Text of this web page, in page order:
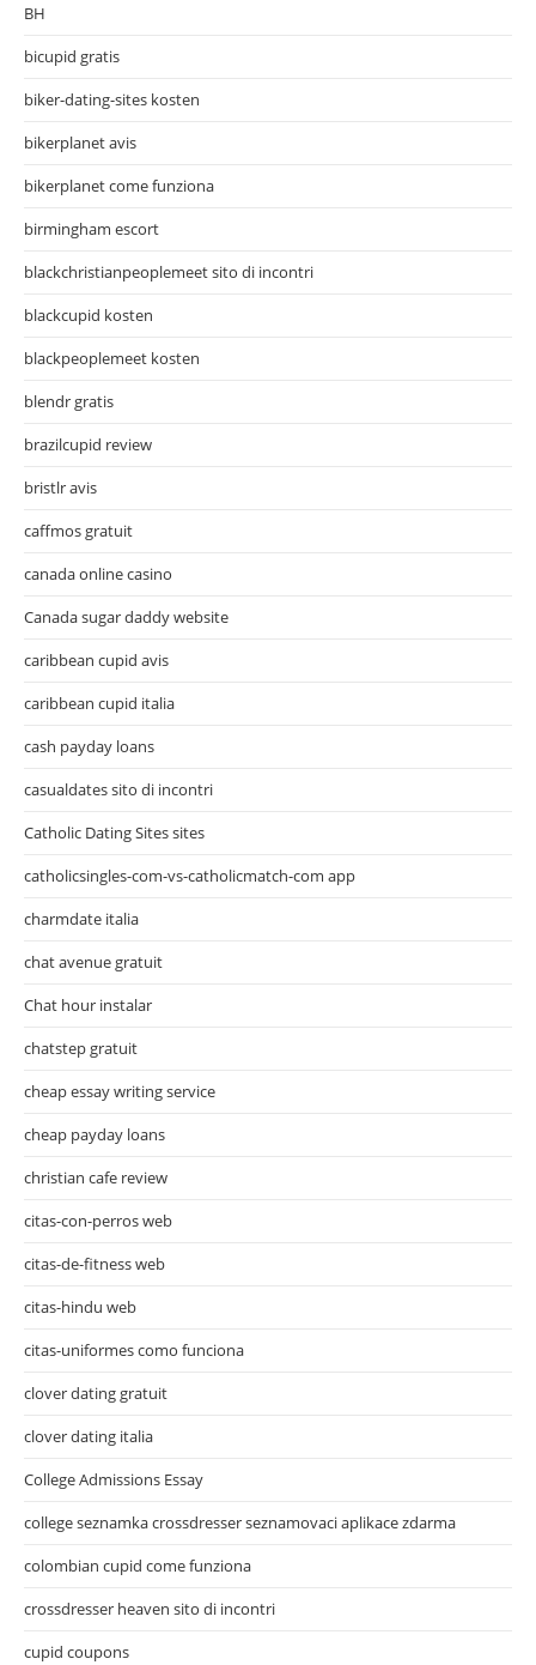
BH
bicupid gratis
biker-dating-sites kosten
bikerplanet avis
bikerplanet come funziona
birmingham escort
blackchristianpeoplemeet sito di incontri
blackcupid kosten
blackpeoplemeet kosten
blendr gratis
brazilcupid review
bristlr avis
caffmos gratuit
canada online casino
Canada sugar daddy website
caribbean cupid avis
caribbean cupid italia
cash payday loans
casualdates sito di incontri
Catholic Dating Sites sites
catholicsingles-com-vs-catholicmatch-com app
charmdate italia
chat avenue gratuit
Chat hour instalar
chatstep gratuit
cheap essay writing service
cheap payday loans
christian cafe review
citas-con-perros web
citas-de-fitness web
citas-hindu web
citas-uniformes como funciona
clover dating gratuit
clover dating italia
College Admissions Essay
college seznamka crossdresser seznamovaci aplikace zdarma
colombian cupid come funziona
crossdresser heaven sito di incontri
cupid coupons